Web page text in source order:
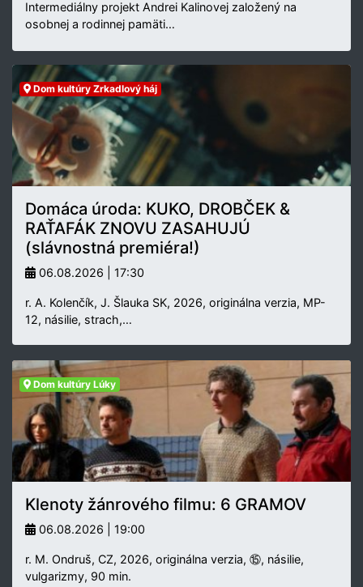
Intermediálny projekt Andrei Kalinovej založený na
osobnej a rodinnej pamäti…
Dom kultúry Zrkadlový háj
Domáca úroda: KUKO, DROBČEK &
RAŤAFÁK ZNOVU ZASAHUJÚ
(slávnostná premiéra!)
06.08.2026 | 17:30
r. A. Kolenčík, J. Šlauka SK, 2026, originálna verzia, MP-
12, násilie, strach,…
Dom kultúry Lúky
Klenoty žánrového filmu: 6 GRAMOV
06.08.2026 | 19:00
r. M. Ondruš, CZ, 2026, originálna verzia, ⑮, násilie,
vulgarizmy, 90 min.